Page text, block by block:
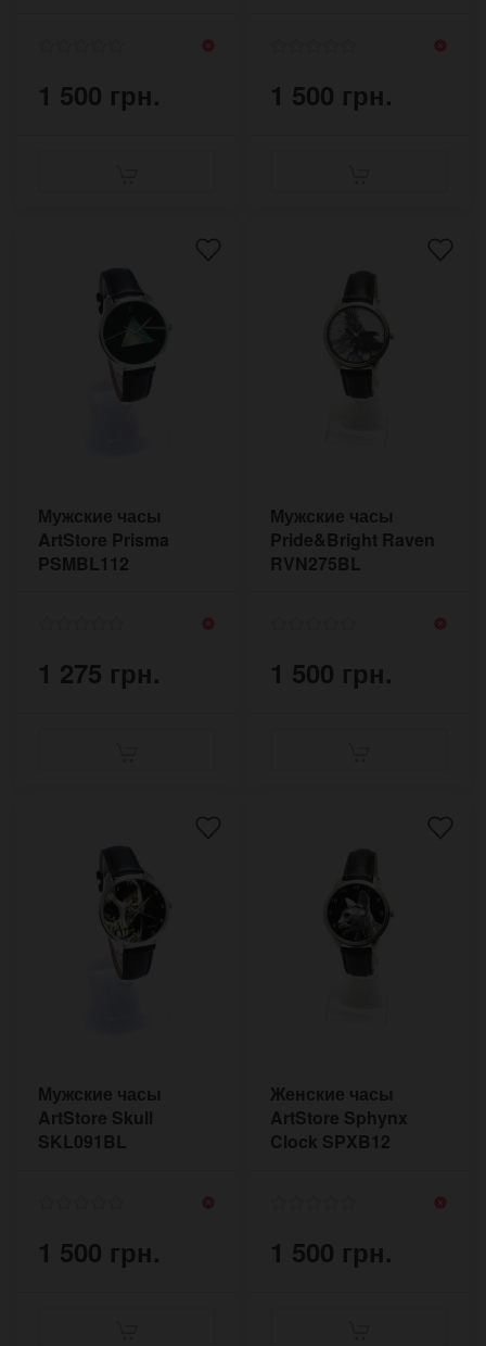
1 500 грн. 1 500 грн.
Мужские часы
ArtStore Prisma
PSMBL112
1 275 грн.
Мужские часы
Pride&Bright Raven
RVN275BL
1 500 грн.
Мужские часы
ArtStore Skull
SKL091BL
1 500 грн.
Женские часы
ArtStore Sphynx
Clock SPXB12
1 500 грн.